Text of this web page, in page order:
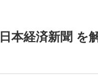
本経済新聞 を